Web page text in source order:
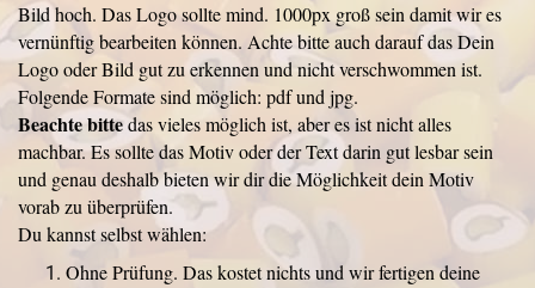
Bild hoch. Das Logo sollte mind. 1000px groß sein damit wir es
vernünftig bearbeiten können. Achte bitte auch darauf das Dein
Logo oder Bild gut zu erkennen und nicht verschwommen ist.
Folgende Formate sind möglich: pdf und jpg.
Beachte bittedas vieles möglich ist, aber es ist nicht alles
machbar. Es sollte das Motiv oder der Text darin gut lesbar sein
und genau deshalb bieten wir dir die Möglichkeit dein Motiv
vorab zu überprüfen.
Du kannst selbst wählen:
Ohne Prüfung. Das kostet nichts und wir fertigen deine